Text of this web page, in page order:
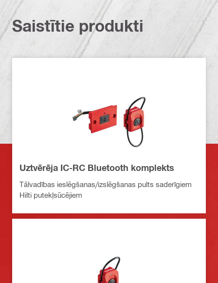
Saistītie produkti
Uztvērēja IC-RC Bluetooth komplekts
Tālvadības ieslēgšanas/izslēgšanas pults saderīgiem
Hilti putekļsūcējiem